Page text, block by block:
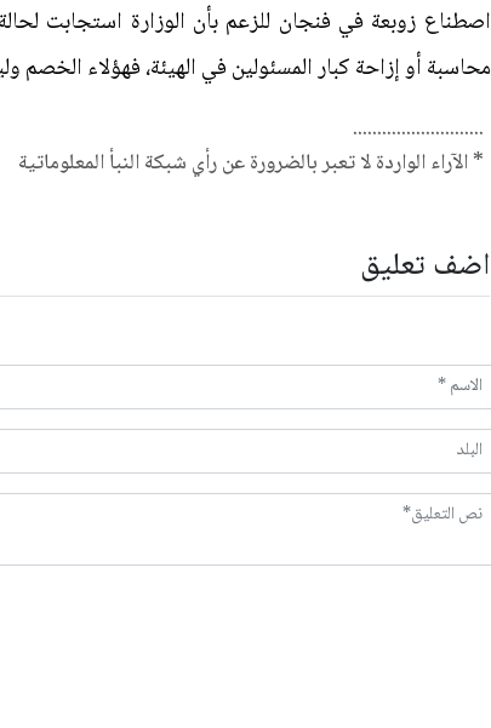
اصطناع زوبعة في فنجان للزعم بأن الوزارة استجابت
محاسبة أو إزاحة كبار المسئولين في الهيئة، فهؤلاء الخصم
...........................
* الآراء الواردة لا تعبر بالضرورة عن رأي شبكة النبأ المعلوماتية
اضف تعليق